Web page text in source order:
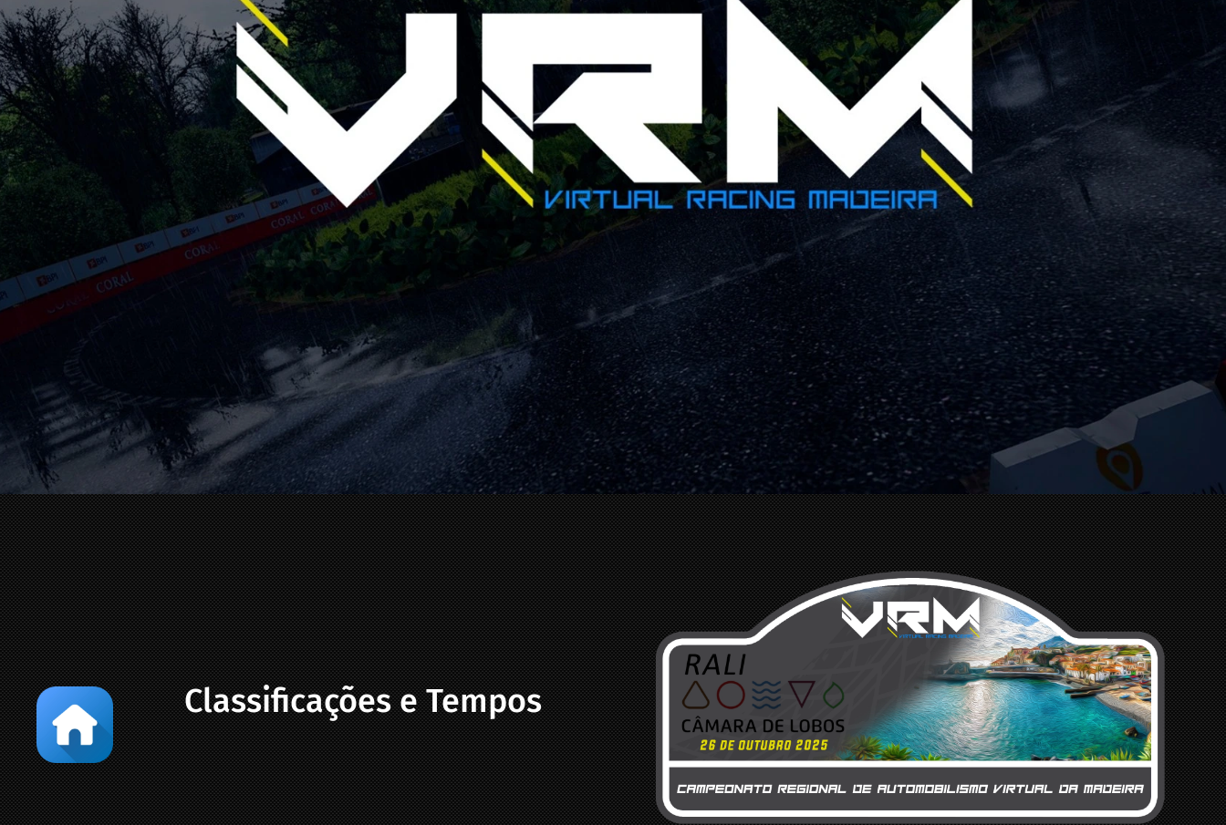
Classificações e Tempos